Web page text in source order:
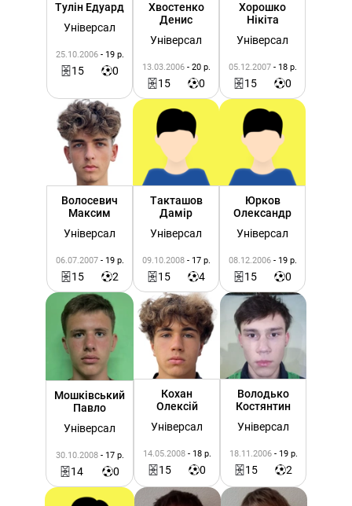
Тулін Едуард
Універсал
25.10.2006 - 19 р.
15 0
Хвостенко
Денис
Універсал
13.03.2006 - 20 р.
15 0
Хорошко
Нікіта
Універсал
05.12.2007 - 18 р.
15 0
Волосевич
Максим
Універсал
06.07.2007 - 19 р.
15 2
Такташов
Дамір
Універсал
09.10.2008 - 17 р.
15 4
Юрков
Олександр
Універсал
08.12.2006 - 19 р.
15 0
Мошківський
Павло
Універсал
30.10.2008 - 17 р.
14 0
Кохан
Олексій
Універсал
14.05.2008 - 18 р.
15 0
Володько
Костянтин
Універсал
18.11.2006 - 19 р.
15 2